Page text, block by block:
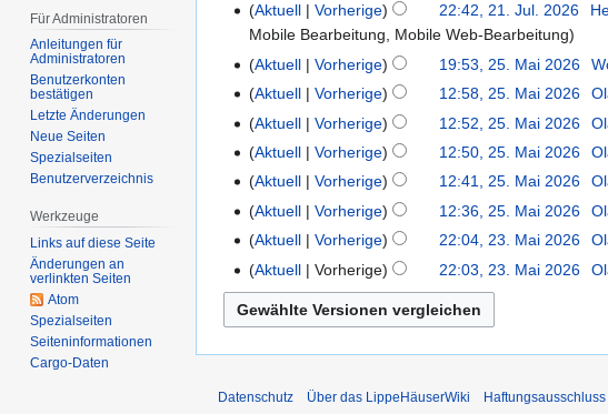
r
b
e
i
u
n
g
s
z
s
a
m
m
n
Aktuell
Vorherige 22:42, 21. Jul. 2026
Mobile Bearbeitung
Mobile Web-Bearbeitung
Aktuell Vorherige 19:53, 25. Mai 2026
Aktuell
Vorherige 12:58, 25. Mai 2026
K
i
n
e
B
e
r
e
Aktuell Vorherige 12:52, 25. Mai 2026
K
i
n
e
B
e
a
e
Aktuell Vorherige 12:50, 25. Mai 2026
K
i
n
e
B
b
Aktuell Vorherige 12:41, 25. Mai 2026
K
i
n
B
e
r
Aktuell Vorherige 12:36, 25. Mai 2026
.
2
Aktuell Vorherige 22:04, 23. Mai 2026
K
i
e
Aktuell Vorherige 22:03, 23. Mai 2026
Für Administratoren
Anleitungen für
Administratoren
Benutzerkonten
bestätigen
Letzte Änderungen
Neue Seiten
Spezialseiten
Benutzerverzeichnis
Werkzeuge
Links auf diese Seite
Änderungen an
verlinkten Seiten
Atom
Spezialseiten
Seiten­­informationen
Cargo-Daten
Datenschutz Über das LippeHäuserWiki Haftungsausschluss